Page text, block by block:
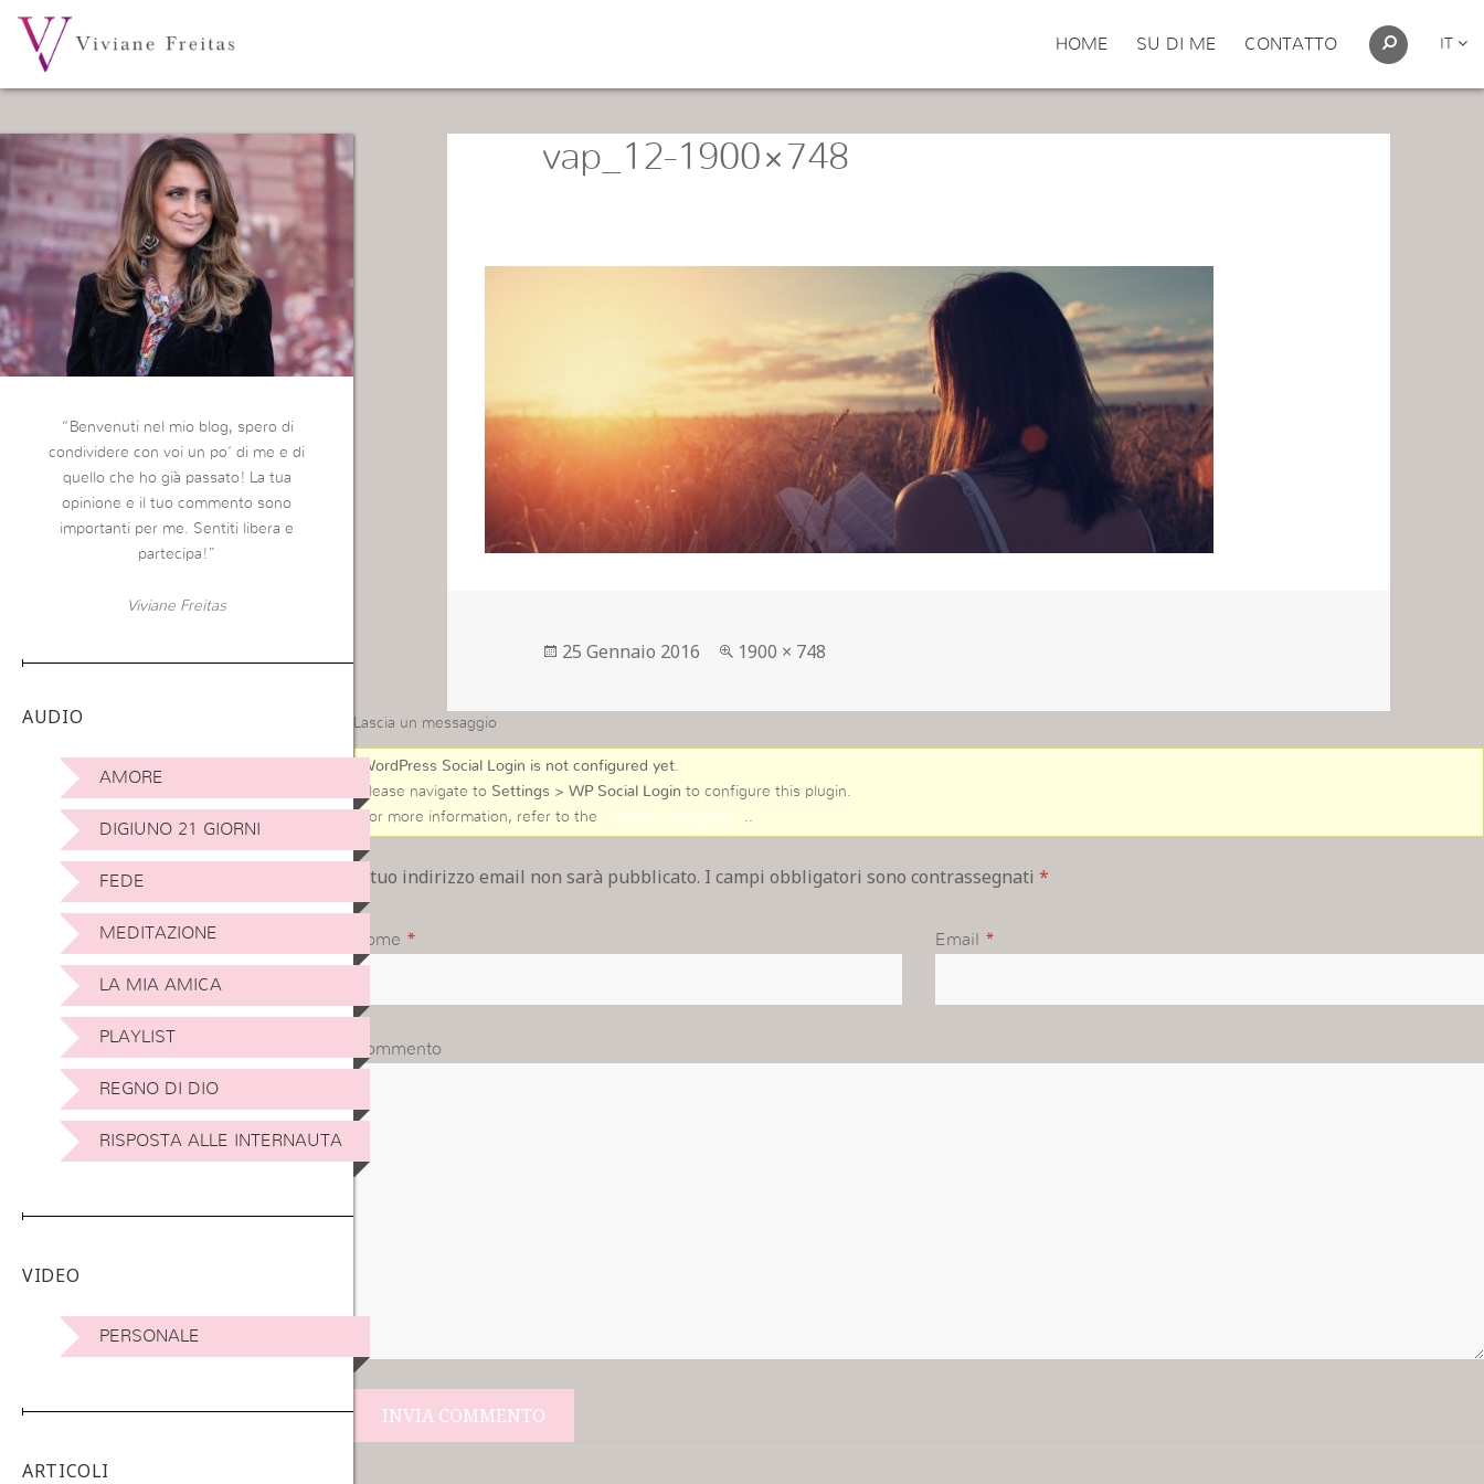
HOME SU DI ME CONTATTO IT
“Benvenuti nel mio blog, spero di
condividere con voi un po’ di me e di
quello che ho già passato! La tua
opinione e il tuo commento sono
importanti per me. Sentiti libera e
partecipa!”
Viviane Freitas
AUDIO
AMORE
DIGIUNO 21 GIORNI
FEDE
MEDITAZIONE
LA MIA AMICA
PLAYLIST
REGNO DI DIO
RISPOSTA ALLE INTERNAUTA
VIDEO
PERSONALE
ARTICOLI
vap_12-1900×748
Postato
25 Gennaio 2016
Full
1900 × 748
Lascia un messaggio
WordPress Social Login is not configured yet.
Please navigate to Settings > WP Social Login to configure this plugin.
For more information, refer to the
online user guide ..
Il tuo indirizzo email non sarà pubblicato. I campi obbligatori sono contrassegnati *
Nome * Email *
Commento